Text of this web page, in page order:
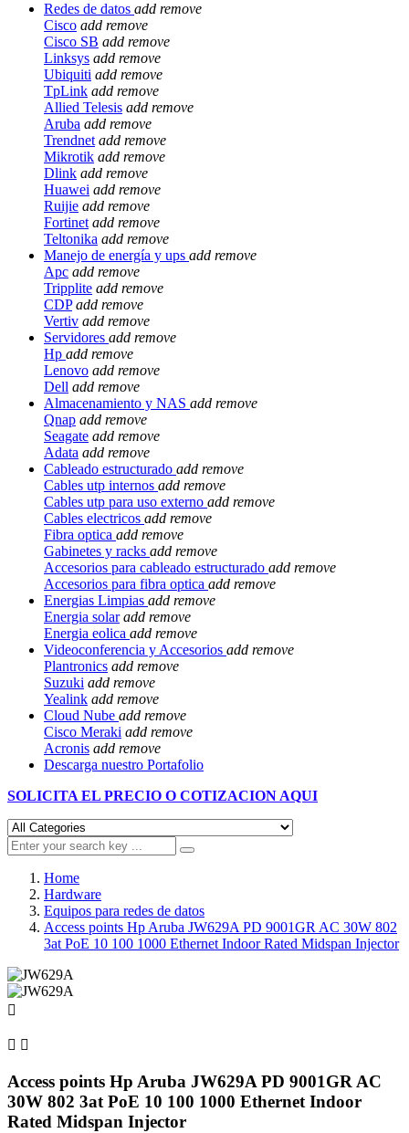
Redes de datos add remove
Cisco add remove
Cisco SB add remove
Linksys add remove
Ubiquiti add remove
TpLink add remove
Allied Telesis add remove
Aruba add remove
Trendnet add remove
Mikrotik add remove
Dlink add remove
Huawei add remove
Ruijie add remove
Fortinet add remove
Teltonika add remove
Manejo de energía y ups add remove
Apc add remove
Tripplite add remove
CDP add remove
Vertiv add remove
Servidores add remove
Hp add remove
Lenovo add remove
Dell add remove
Almacenamiento y NAS add remove
Qnap add remove
Seagate add remove
Adata add remove
Cableado estructurado add remove
Cables utp internos add remove
Cables utp para uso externo add remove
Cables electricos add remove
Fibra optica add remove
Gabinetes y racks add remove
Accesorios para cableado estructurado add remove
Accesorios para fibra optica add remove
Energias Limpias add remove
Energia solar add remove
Energia eolica add remove
Videoconferencia y Accesorios add remove
Plantronics add remove
Suzuki add remove
Yealink add remove
Cloud Nube add remove
Cisco Meraki add remove
Acronis add remove
Descarga nuestro Portafolio
SOLICITA EL PRECIO O COTIZACION AQUI
Home
Hardware
Equipos para redes de datos
Access points Hp Aruba JW629A PD 9001GR AC 30W 802
3at PoE 10 100 1000 Ethernet Indoor Rated Midspan Injector

 
Access points Hp Aruba JW629A PD 9001GR AC
30W 802 3at PoE 10 100 1000 Ethernet Indoor
Rated Midspan Injector